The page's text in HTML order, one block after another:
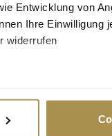
Entwicklung von
Ihre Einwilligung
widerrufen
und legen Sie Ihre